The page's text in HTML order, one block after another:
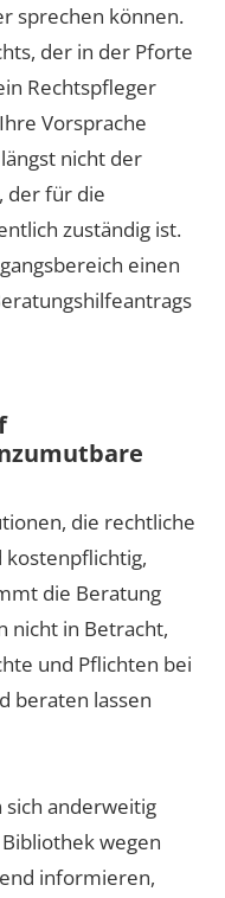
sprechen können.
der in der Pforte
Rechtspfleger
Vorsprache
nicht der
der für die
zuständig ist.
einen
die rechtliche
kostenpflichtig,
die Beratung
nicht in Betracht,
und Pflichten bei
beraten lassen
sich anderweitig
wegen
informieren,